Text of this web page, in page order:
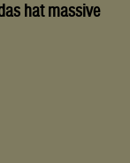
hat massive